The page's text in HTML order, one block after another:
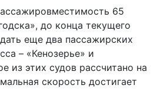
65
до конца текущего
еще два пассажирских
– «Кенозерье» и
из этих судов рассчитано на
скорость достигает